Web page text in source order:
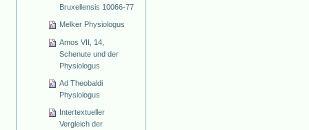
Bruxellensis 10066-77
Melker Physiologus
Amos VII, 14,
Schenute und der
Physiologus
Ad Theobaldi
Physiologus
Intertextueller
Vergleich der